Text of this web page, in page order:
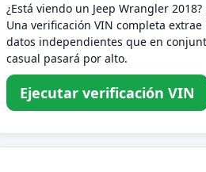
¿Está viendo un Jeep Wrangler
Una verificación VIN completa
datos independientes que en
casual pasará por alto.
Ejecutar verificación VIN